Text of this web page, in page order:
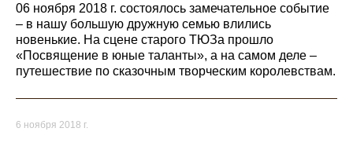
06 ноября 2018 г. состоялось замечательное событие
– в нашу большую дружную семью влились
новенькие. На сцене старого ТЮЗа прошло
«Посвящение в юные таланты», а на самом деле –
путешествие по сказочным творческим королевствам.
6 ноября 2018 г.